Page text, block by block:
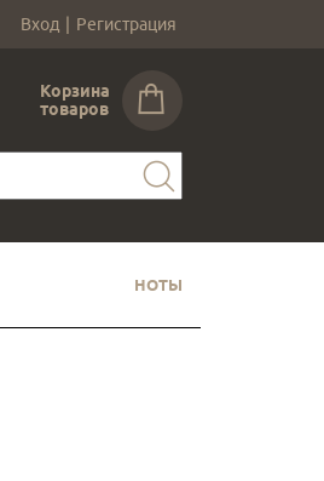
Вход | Регистрация
Корзина
товаров
НОТЫ